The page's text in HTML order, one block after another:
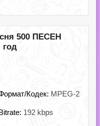
500 ПЕСЕН
год
Кодек: MPEG-2
192 kbps